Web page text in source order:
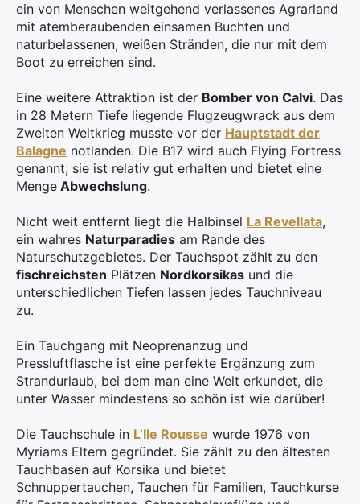
ein von Menschen weitgehend verlassenes Agrarland
mit atemberaubenden einsamen Buchten und
naturbelassenen, weißen Stränden, die nur mit dem
Boot zu erreichen sind.
Eine weitere Attraktion ist der Bomber von Calvi. Das
in 28 Metern Tiefe liegende Flugzeugwrack aus dem
Zweiten Weltkrieg musste vor der Hauptstadt der
Balagne notlanden. Die B17 wird auch Flying Fortress
genannt; sie ist relativ gut erhalten und bietet eine
Menge Abwechslung.
Nicht weit entfernt liegt die Halbinsel La Revellata,
ein wahres Naturparadies am Rande des
Naturschutzgebietes. Der Tauchspot zählt zu den
fischreichsten Plätzen Nordkorsikas und die
unterschiedlichen Tiefen lassen jedes Tauchniveau
zu.
Ein Tauchgang mit Neoprenanzug und
Pressluftflasche ist eine perfekte Ergänzung zum
Strandurlaub, bei dem man eine Welt erkundet, die
unter Wasser mindestens so schön ist wie darüber!
Die Tauchschule in L’Ile Rousse wurde 1976 von
Myriams Eltern gegründet. Sie zählt zu den ältesten
Tauchbasen auf Korsika und bietet
Schnuppertauchen, Tauchen für Familien, Tauchkurse
for: